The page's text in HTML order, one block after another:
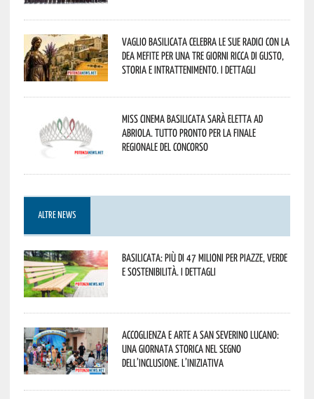
Vaglio Basilicata celebra le sue radici con la
Dea Mefite per una tre giorni ricca di gusto,
storia e intrattenimento. I dettagli
Miss Cinema Basilicata sarà eletta ad
Abriola. Tutto pronto per la finale
regionale del concorso
ALTRE NEWS
Basilicata: più di 47 milioni per piazze, verde
e sostenibilità. I dettagli
Accoglienza e arte a San Severino Lucano:
una giornata storica nel segno
dell’inclusione. L’iniziativa